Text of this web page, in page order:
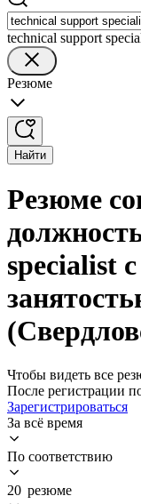
technical support
Резюме
Найти
Резюме
specialist
Чтобы видеть все
После регистрации
Зарегистрироваться
За всё время
По соответствию
20 резюме